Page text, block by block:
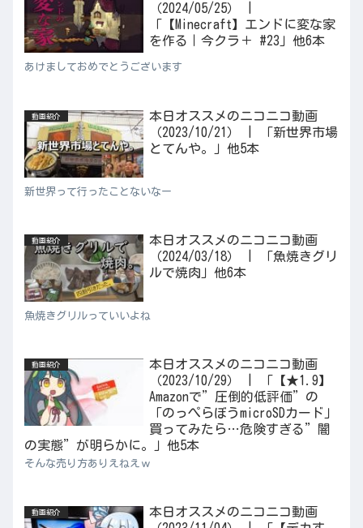
（2024/05/25） |
「【Minecraft】エンドに変な家
を作る｜今クラ＋ #23」他6本
あけましておめでとうございます
動画紹介
本日オススメのニコニコ動画
（2023/10/21） | 「新世界市場
とてんや。」他5本
新世界って行ったことないなー
動画紹介
本日オススメのニコニコ動画
（2024/03/18） | 「魚焼きグリ
ルで焼肉」他6本
魚焼きグリルっていいよね
動画紹介
本日オススメのニコニコ動画
（2023/10/29） | 「【★1.9】
Amazonで”圧倒的低評価”の
「のっぺらぼうmicroSDカード」
買ってみたら…危険すぎる”闇
の実態”が明らかに。」他5本
そんな売り方ありえねえｗ
動画紹介
本日オススメのニコニコ動画